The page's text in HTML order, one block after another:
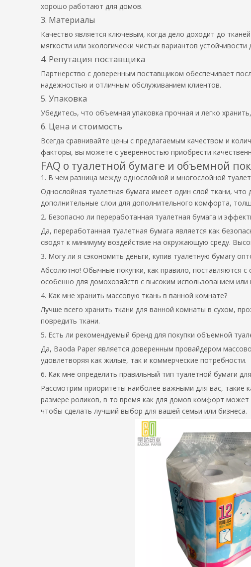
хорошо работают для домов.
3. Материалы
Качество является ключевым, когда дело доходит до
мягкости или экологически чистых вариантов устойчивости
4. Репутация поставщика
Партнерство с доверенным поставщиком обеспечивает
надежностью и отличным обслуживанием клиентов.
5. Упаковка
Убедитесь, что объемная упаковка прочная и легко
6. Цена и стоимость
Всегда сравнивайте цены с предлагаемым качеством и
факторы, вы можете с уверенностью приобрести
FAQ о туалетной бумаге и объемной
1. В чем разница между однослойной и многослойной
Однослойная туалетная бумага имеет один слой ткани,
дополнительные слои для дополнительного комфорта,
2. Безопасно ли переработанная туалетная бумага и
Да, переработанная туалетная бумага является как
сводят к минимуму воздействие на окружающую среду.
3. Могу ли я сэкономить деньги, купив туалетную бумагу
Абсолютно! Обычные покупки, как правило, поставляются
особенно для домохозяйств с высоким использованием
4. Как мне хранить массовую ткань в ванной комнате?
Лучше всего хранить ткани для ванной комнаты в сухом,
повредить ткани.
5. Есть ли рекомендуемый бренд для покупки объемной
Да, Baoda Paper является доверенным провайдером
удовлетворяя как жилые, так и коммерческие потребности.
6. Как мне определить правильный тип туалетной бумаги
Рассмотрим приоритеты наиболее важными для вас, такие
размере роликов, в то время как для домов комфорт
чтобы сделать лучший выбор для вашей семьи или бизнеса.